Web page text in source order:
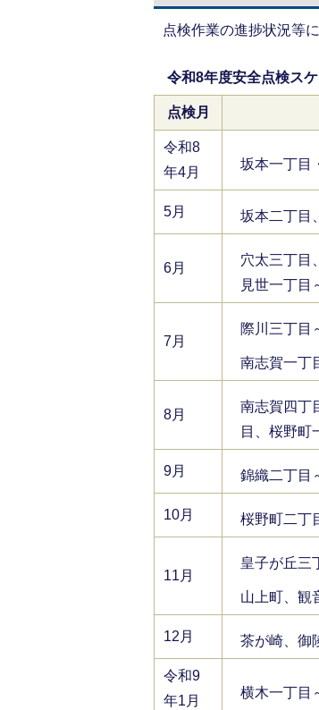
点検作業の進捗状況等
令和8年度安全点検スケ
点検月
令和8
年4月
坂本一丁目
5月 坂本二丁目
6月
穴太三丁目
見世一丁目
7月
際川三丁目
南志賀一丁
8月
南志賀四丁
目、桜野町
9月 錦織二丁目
10月 桜野町二丁
11月
皇子が丘三
山上町、観
12月 茶が崎、御
令和9
年1月
横木一丁目